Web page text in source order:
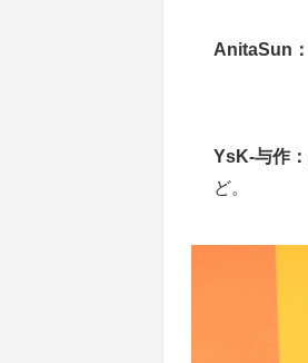
AnitaSun：
YsK-与作：
ど。